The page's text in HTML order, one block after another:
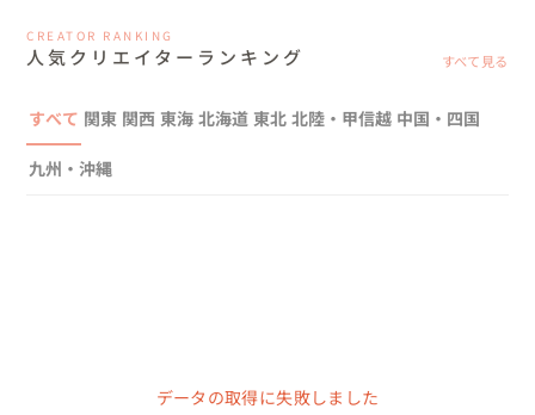
CREATOR RANKING
人気クリエイターランキング すべて見る
すべて 関東 関西 東海 北海道 東北 北陸・甲信越 中国・四国
九州・沖縄
データの取得に失敗しました